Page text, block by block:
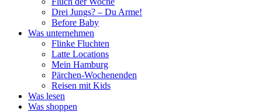
Drei Jungs? – Du Arme!
Before Baby
Was unternehmen
Flinke Fluchten
Latte Locations
Mein Hamburg
Pärchen-Wochenenden
Reisen mit Kids
Was lesen
Was shoppen